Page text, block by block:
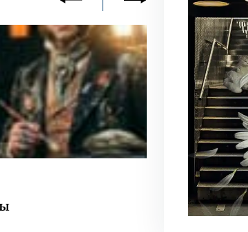
19 июля 2026|
Яков